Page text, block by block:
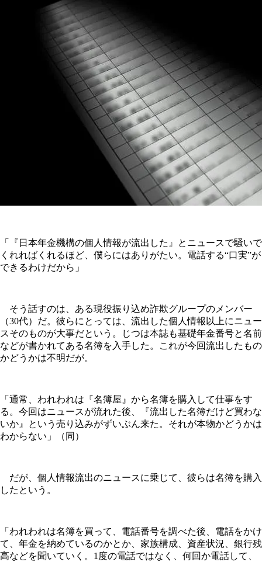
「『日本年金機構の個人情報が流出した』とニュースで騒いで
くれればくれるほど、僕らにはありがたい。電話する“口実”が
できるわけだから」
そう話すのは、ある現役振り込め詐欺グループのメンバー
（30代）だ。彼らにとっては、流出した個人情報以上にニュー
スそのものが大事だという。じつは本誌も基礎年金番号と名前
などが書かれてある名簿を入手した。これが今回流出したもの
かどうかは不明だが。
「通常、われわれは『名簿屋』から名簿を購入して仕事をす
る。今回はニュースが流れた後、『流出した名簿だけど買わな
いか』という売り込みがずいぶん来た。それが本物かどうかは
わからない」（同）
だが、個人情報流出のニュースに乗じて、彼らは名簿を購入
したという。
「われわれは名簿を買って、電話番号を調べた後、電話をかけ
て、年金を納めているのかとか、家族構成、資産状況、銀行残
高などを聞いていく。1度の電話ではなく、何回か電話して、